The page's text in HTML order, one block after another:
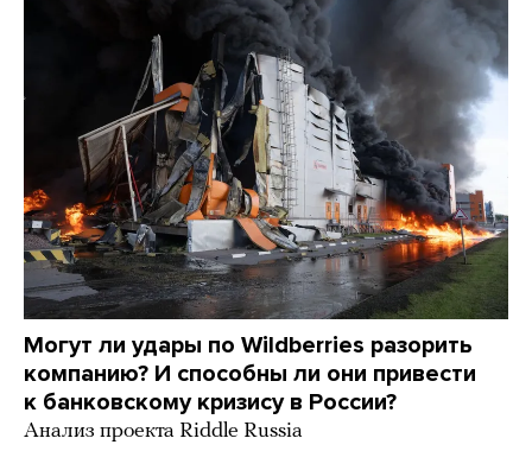
Могут ли удары по Wildberries разорить
компанию? И способны ли они привести
к банковскому кризису в России?
Анализ проекта Riddle Russia